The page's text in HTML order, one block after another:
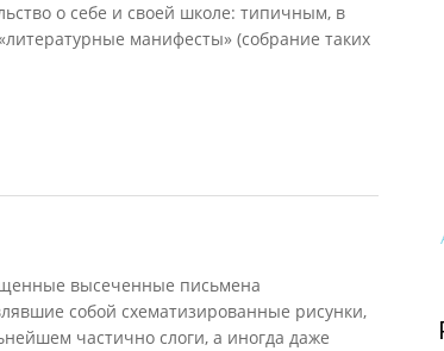
о себе и своей школе: типичным, в
манифесты» (собрание таких
высеченные письмена
собой схематизированные рисунки,
частично слоги, а иногда даже